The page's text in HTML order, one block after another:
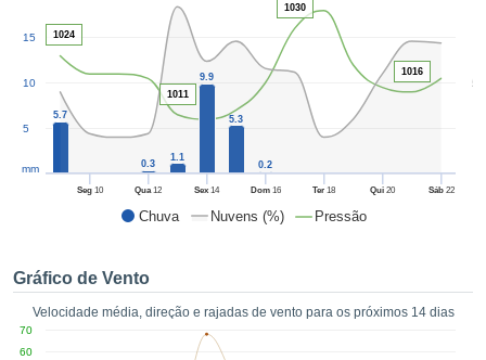
fornecer-
de alta
custo.
botão
o
no
como
um perfil
CONTINUAR
CONFIGURAÇÕES
Chuva Nuvens (%) Pressão
50
Seg10 Qua12 Sex 14 Dom16 Ter 18 Qui 20 Sáb22
5
10
15
mm
5.7
0.3
1.1
9.9
5.3
0.2
1024
1011
1030
1016
Gráfico de Vento
Velocidade média, direção e rajadas de vento para os próximos 14 dias
60
70